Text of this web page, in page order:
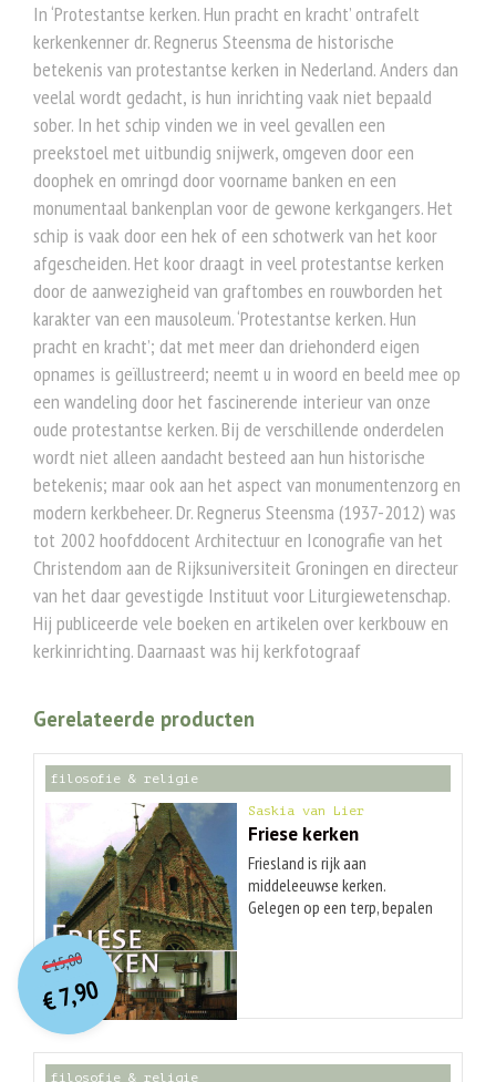
In ‘Protestantse kerken. Hun pracht en kracht’ ontrafelt
kerkenkenner dr. Regnerus Steensma de historische
betekenis van protestantse kerken in Nederland. Anders dan
veelal wordt gedacht, is hun inrichting vaak niet bepaald
sober. In het schip vinden we in veel gevallen een
preekstoel met uitbundig snijwerk, omgeven door een
doophek en omringd door voorname banken en een
monumentaal bankenplan voor de gewone kerkgangers. Het
schip is vaak door een hek of een schotwerk van het koor
afgescheiden. Het koor draagt in veel protestantse kerken
door de aanwezigheid van graftombes en rouwborden het
karakter van een mausoleum. ‘Protestantse kerken. Hun
pracht en kracht’; dat met meer dan driehonderd eigen
opnames is geïllustreerd; neemt u in woord en beeld mee op
een wandeling door het fascinerende interieur van onze
oude protestantse kerken. Bij de verschillende onderdelen
wordt niet alleen aandacht besteed aan hun historische
betekenis; maar ook aan het aspect van monumentenzorg en
modern kerkbeheer. Dr. Regnerus Steensma (1937-2012) was
tot 2002 hoofddocent Architectuur en Iconografie van het
Christendom aan de Rijksuniversiteit Groningen en directeur
van het daar gevestigde Instituut voor Liturgiewetenschap.
Hij publiceerde vele boeken en artikelen over kerkbouw en
kerkinrichting. Daarnaast was hij kerkfotograaf
Gerelateerde producten
filosofie & religie
Saskia van Lier
Friese kerken
Friesland is rijk aan
middeleeuwse kerken.
Gelegen op een terp, bepalen
(romano-)gotiek en stijlen uit
sporen achtergelaten. Veel
€15,00O
orspr
onkelijke
prijs
was:
€ 15,00.
€7,90
Huidige
prijs
is:
€ 7,90.
filosofie & religie